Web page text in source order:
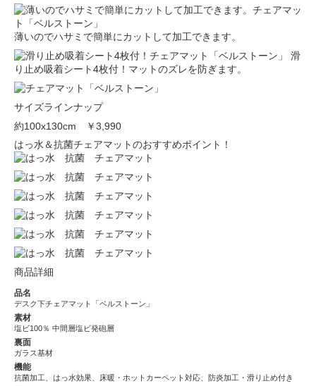
薄いのでハサミで簡単にカットして加工できます。
滑
り止め吸着シート4枚付！マットのズレを防ぎます。
サイズラインナップ
約100x130cm
￥3,990
はっ水＆抗菌チェアマットのおすすめポイント！
商品詳細
品名
デスク下チェアマット「ベルストーン」
素材
塩ビ100％ 中間層塩ビ発砲層
裏面
ガラス基材
機能
抗菌加工、はっ水効果、床暖・ホットカーペット対応、防炎加工・滑り止め付き